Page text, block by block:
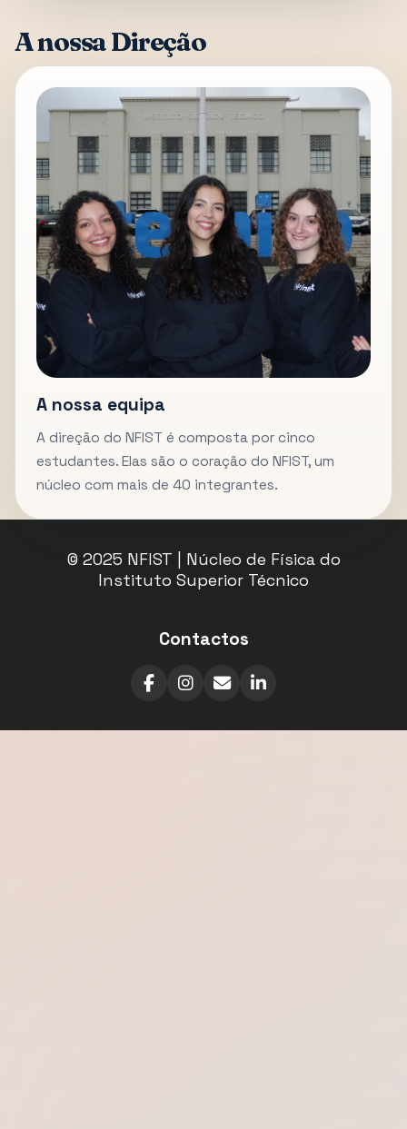
A nossa Direção
A nossa equipa
A direção do NFIST é composta por cinco
estudantes. Elas são o coração do NFIST, um
núcleo com mais de 40 integrantes.
© 2025 NFIST | Núcleo de Física do
Instituto Superior Técnico
Contactos